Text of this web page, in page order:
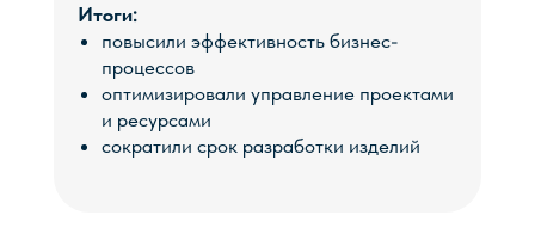
Итоги:
повысили эффективность бизнес-
процессов
оптимизировали управление проектами
и ресурсами
сократили срок разработки изделий